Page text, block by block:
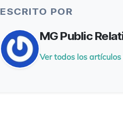
ESCRITO POR
MG Public
Ver todos los